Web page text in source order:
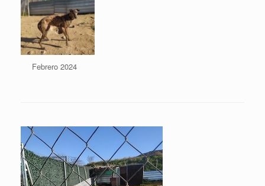
Febrero 2024